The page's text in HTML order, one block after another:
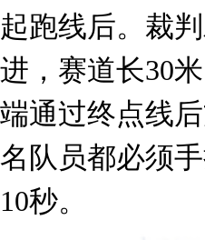
跑线后。裁
，赛道长30
通过终点线
队员都必须
秒。